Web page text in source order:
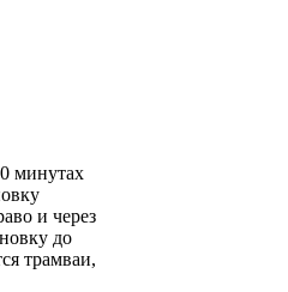
минутах
и через
до
трамваи,